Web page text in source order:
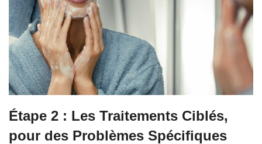
Étape 2 : Les Traitements Ciblés,
pour des Problèmes Spécifiques